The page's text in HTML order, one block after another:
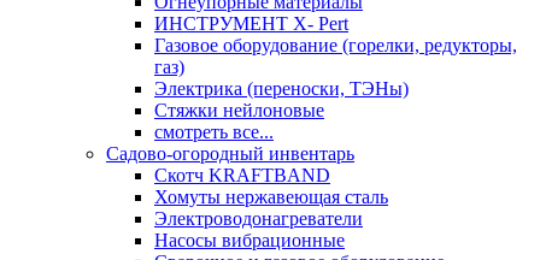
ИНСТРУМЕНТ X- Pert
Газовое оборудование (горелки, редукторы,
газ)
Электрика (переноски, ТЭНы)
Стяжки нейлоновые
смотреть все...
Садово-огородный инвентарь
Скотч KRAFTBAND
Хомуты нержавеющая сталь
Электроводонагреватели
Насосы вибрационные